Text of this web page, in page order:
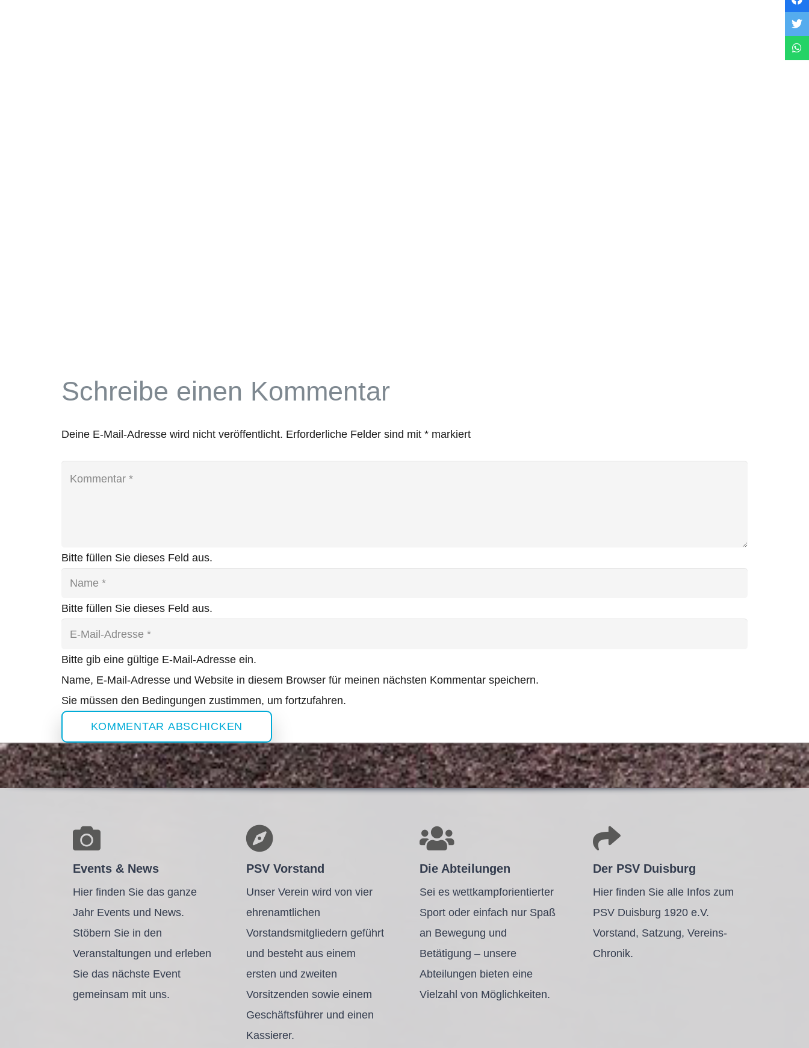
Schreibe einen Kommentar
Deine E-Mail-Adresse wird nicht veröffentlicht. Erforderliche Felder sind mit * markiert
Bitte füllen Sie dieses Feld aus.
Bitte füllen Sie dieses Feld aus.
Bitte gib eine gültige E-Mail-Adresse ein.
Name, E-Mail-Adresse und Website in diesem Browser für meinen nächsten Kommentar speichern.
Sie müssen den Bedingungen zustimmen, um fortzufahren.
KOMMENTAR ABSCHICKEN
Events & News
Hier finden Sie das ganze
Jahr Events und News.
Stöbern Sie in den
Veranstaltungen und erleben
Sie das nächste Event
gemeinsam mit uns.
PSV Vorstand
Unser Verein wird von vier
ehrenamtlichen
Vorstandsmitgliedern geführt
und besteht aus einem
ersten und zweiten
Vorsitzenden sowie einem
Geschäftsführer und einen
Kassierer.
Die Abteilungen
Sei es wettkampforientierter
Sport oder einfach nur Spaß
an Bewegung und
Betätigung – unsere
Abteilungen bieten eine
Vielzahl von Möglichkeiten.
Der PSV Duisburg
Hier finden Sie alle Infos zum
PSV Duisburg 1920 e.V.
Vorstand, Satzung, Vereins-
Chronik.